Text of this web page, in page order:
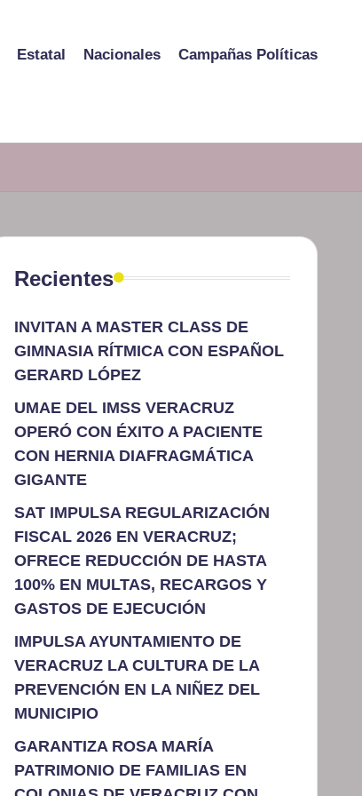
Estatal Nacionales Campañas Políticas
Recientes
INVITAN A MASTER CLASS DE
GIMNASIA RÍTMICA CON ESPAÑOL
GERARD LÓPEZ
UMAE DEL IMSS VERACRUZ
OPERÓ CON ÉXITO A PACIENTE
CON HERNIA DIAFRAGMÁTICA
GIGANTE
SAT IMPULSA REGULARIZACIÓN
FISCAL 2026 EN VERACRUZ;
OFRECE REDUCCIÓN DE HASTA
100% EN MULTAS, RECARGOS Y
GASTOS DE EJECUCIÓN
IMPULSA AYUNTAMIENTO DE
VERACRUZ LA CULTURA DE LA
PREVENCIÓN EN LA NIÑEZ DEL
MUNICIPIO
GARANTIZA ROSA MARÍA
PATRIMONIO DE FAMILIAS EN